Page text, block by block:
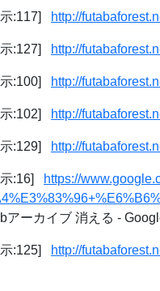
:117] http://
:127] http://
:100] http://
:102] http://
:129] http://
:16]
https://
アーカイブ 消える -
:125] http://